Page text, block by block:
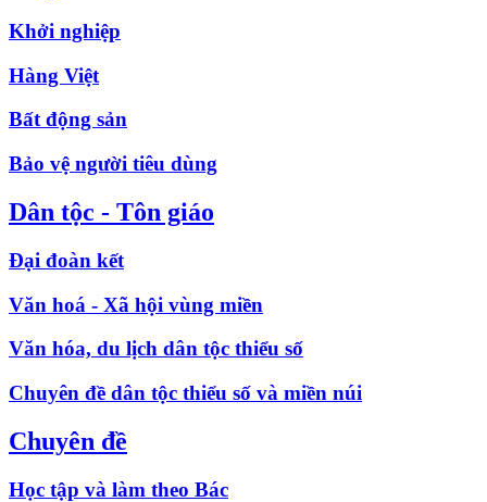
Khởi nghiệp
Hàng Việt
Bất động sản
Bảo vệ người tiêu dùng
Dân tộc - Tôn giáo
Đại đoàn kết
Văn hoá - Xã hội vùng miền
Văn hóa, du lịch dân tộc thiểu số
Chuyên đề dân tộc thiểu số và miền núi
Chuyên đề
Học tập và làm theo Bác